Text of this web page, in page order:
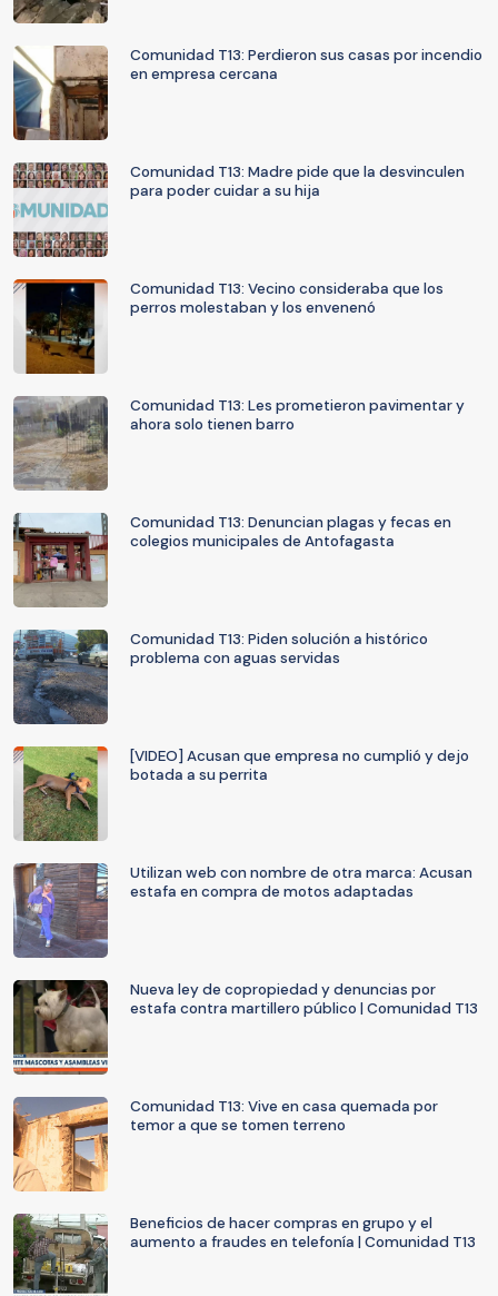
Comunidad T13: Perdieron sus casas por incendio
en empresa cercana
Comunidad T13: Madre pide que la desvinculen
para poder cuidar a su hija
Comunidad T13: Vecino consideraba que los
perros molestaban y los envenenó
Comunidad T13: Les prometieron pavimentar y
ahora solo tienen barro
Comunidad T13: Denuncian plagas y fecas en
colegios municipales de Antofagasta
Comunidad T13: Piden solución a histórico
problema con aguas servidas
[VIDEO] Acusan que empresa no cumplió y dejo
botada a su perrita
Utilizan web con nombre de otra marca: Acusan
estafa en compra de motos adaptadas
Nueva ley de copropiedad y denuncias por
estafa contra martillero público | Comunidad T13
Comunidad T13: Vive en casa quemada por
temor a que se tomen terreno
Beneficios de hacer compras en grupo y el
aumento a fraudes en telefonía | Comunidad T13